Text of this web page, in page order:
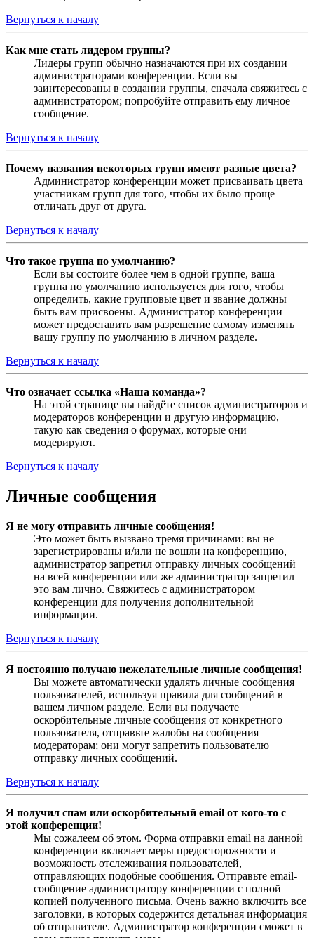
Вернуться к началу
Как мне стать лидером группы?
Лидеры групп обычно назначаются при их создании
администраторами конференции. Если вы
заинтересованы в создании группы, сначала свяжитесь с
администратором; попробуйте отправить ему личное
сообщение.
Вернуться к началу
Почему названия некоторых групп имеют разные цвета?
Администратор конференции может присваивать цвета
участникам групп для того, чтобы их было проще
отличать друг от друга.
Вернуться к началу
Что такое группа по умолчанию?
Если вы состоите более чем в одной группе, ваша
группа по умолчанию используется для того, чтобы
определить, какие групповые цвет и звание должны
быть вам присвоены. Администратор конференции
может предоставить вам разрешение самому изменять
вашу группу по умолчанию в личном разделе.
Вернуться к началу
Что означает ссылка «Наша команда»?
На этой странице вы найдёте список администраторов и
модераторов конференции и другую информацию,
такую как сведения о форумах, которые они
модерируют.
Вернуться к началу
Личные сообщения
Я не могу отправить личные сообщения!
Это может быть вызвано тремя причинами: вы не
зарегистрированы и/или не вошли на конференцию,
администратор запретил отправку личных сообщений
на всей конференции или же администратор запретил
это вам лично. Свяжитесь с администратором
конференции для получения дополнительной
информации.
Вернуться к началу
Я постоянно получаю нежелательные личные сообщения!
Вы можете автоматически удалять личные сообщения
пользователей, используя правила для сообщений в
вашем личном разделе. Если вы получаете
оскорбительные личные сообщения от конкретного
пользователя, отправьте жалобы на сообщения
модераторам; они могут запретить пользователю
отправку личных сообщений.
Вернуться к началу
Я получил спам или оскорбительный email от кого-то с
этой конференции!
Мы сожалеем об этом. Форма отправки email на данной
конференции включает меры предосторожности и
возможность отслеживания пользователей,
отправляющих подобные сообщения. Отправьте email-
сообщение администратору конференции с полной
копией полученного письма. Очень важно включить все
заголовки, в которых содержится детальная информация
об отправителе. Администратор конференции сможет в